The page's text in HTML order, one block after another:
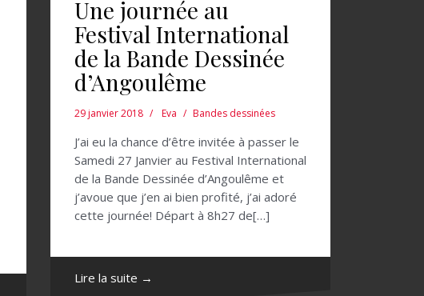
Une journée au
Festival International
de la Bande Dessinée
d’Angoulême
29 janvier 2018 Eva Bandes dessinées
J’ai eu la chance d’être invitée à passer le
Samedi 27 Janvier au Festival International
de la Bande Dessinée d’Angoulême et
j’avoue que j’en ai bien profité, j’ai adoré
cette journée! Départ à 8h27 de[…]
Lire la suite →